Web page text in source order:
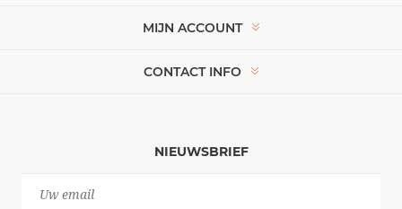
MIJN ACCOUNT
CONTACT INFO
NIEUWSBRIEF